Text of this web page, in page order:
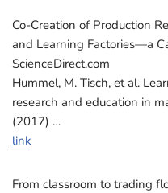
Co-Creation of Production
and Learning Factories—a
ScienceDirect.com
Hummel, M. Tisch, et al.
research and education in
(2017) …
link
From classroom to trading